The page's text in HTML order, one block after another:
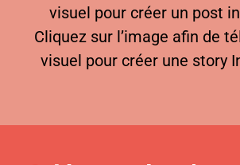
visuel pour créer un post
Cliquez sur l’image afin de
visuel pour créer une story